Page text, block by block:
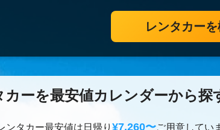
レンタカー
カーを最安値カレンダーから探
ンタカー最安値は日帰り ¥7,260〜ご用意してい